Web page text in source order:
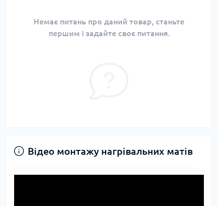
Немає питань про даний товар, станьте
першим і задайте своє питання.
Відео монтажу нагрівальних матів